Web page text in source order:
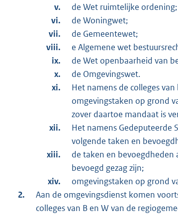
de Wet ruimtelijke ordening;
de Woningwet;
de Gemeentewet;
e Algemene wet
de Wet openbaarheid van
de Omgevingswet.
Het namens de colleges
omgevingstaken op grond
zover daartoe mandaat is
Het namens Gedeputeerde
volgende taken en
de taken en bevoegdheden
bevoegd gezag zijn;
omgevingstaken op grond
Aan de omgevingsdienst komen
colleges van B en W van de